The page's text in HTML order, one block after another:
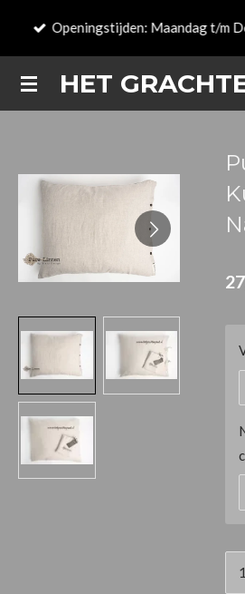
HET
Openingstijden: Maandag t/m